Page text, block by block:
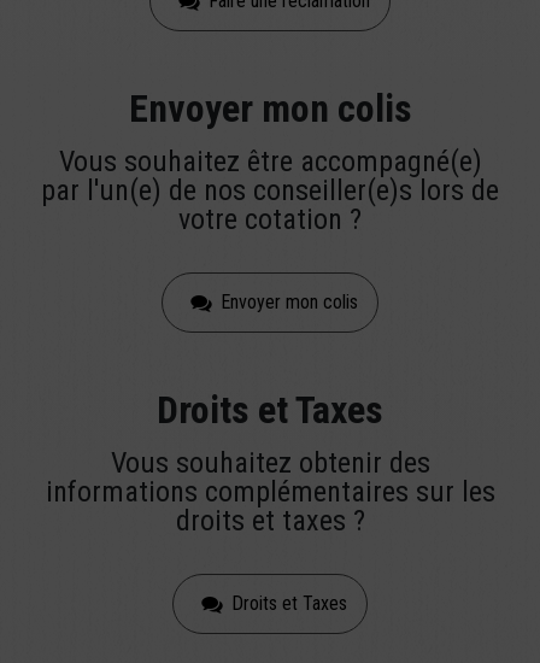
Envoyer mon colis
Vous souhaitez être accompagné(e)
par l'un(e) de nos conseiller(e)s lors de
votre cotation ?
Envoyer mon colis
Droits et Taxes
Vous souhaitez obtenir des
informations complémentaires sur les
droits et taxes ?
Droits et Taxes